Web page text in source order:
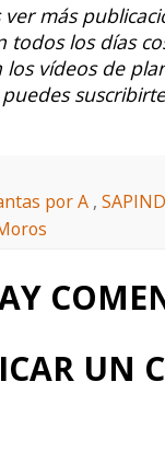
ver más
todos los días
los vídeos de
por A ,
UN